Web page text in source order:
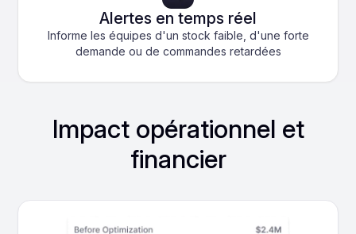
Alertes en temps réel
Informe les équipes d'un stock faible, d'une forte
demande ou de commandes retardées
Impact opérationnel et
financier